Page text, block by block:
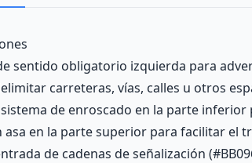
sentido obligatorio izquierda para
carreteras, vías, calles u otros
de enroscado en la parte inferior
asa en la parte superior para facilitar el
de cadenas de señalización